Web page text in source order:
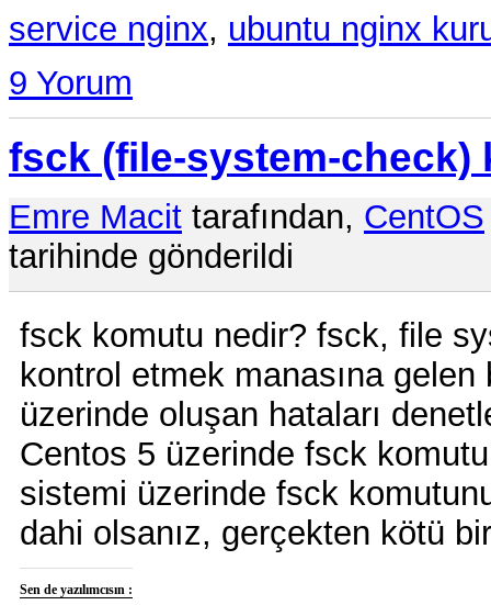
service nginx, ubuntu nginx
9 Yorum
fsck (file-system-check)
Emre Macit tarafından, CentOS
tarihinde gönderildi
fsck komutu nedir? fsck, file
kontrol etmek manasına
üzerinde oluşan hataları
Centos 5 üzerinde fsck
sistemi üzerinde fsck
dahi olsanız, gerçekten kötü
Sen de yazılımcısın :